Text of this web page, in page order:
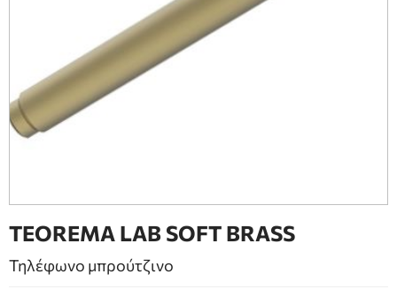
ΑΜΕΑ
ΕΠΙΠΛΑ ΜΠΑΝΙΟΥ
ΤΖΑΚΙ
TEOREMA LAB SOFT BRASS
Τηλέφωνο μπρούτζινο